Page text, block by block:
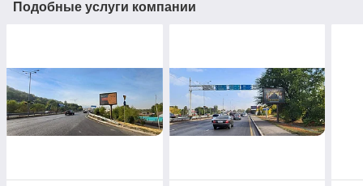
Подобные услуги компании